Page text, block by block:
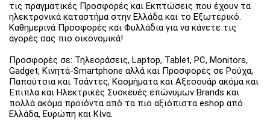
τις πραγματικές Προσφορές και Εκπτώσεις που έχουν τα
ηλεκτρονικά καταστήμα στην Ελλάδα και το Εξωτερικό.
Καθημερινά Προσφορές και Φυλλάδια για να κάνετε τις
αγορές σας πιο οικονομικά!
Προσφορές σε: Τηλεοράσεις, Laptop, Tablet, PC, Monitors,
Gadget, Κινητά-Smartphone αλλά και Προσφορές σε Ρούχα,
Παπούτσια και Τσάντες, Κοσμήματα και Αξεσουάρ ακόμα και
Έπιπλα και Ηλεκτρικές Συσκευές επώνυμων Brands και
πολλά ακόμα προϊόντα από τα πιο αξιόπιστα eshop από
Ελλάδα, Ευρώπη και Κίνα.